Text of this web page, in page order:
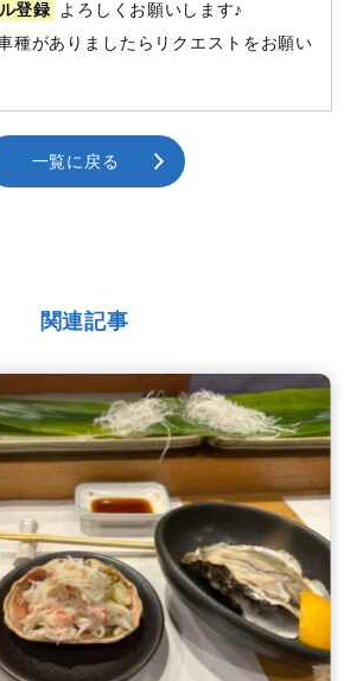
登録
よろしくお願いします♪
種がありましたらリクエストをお願い
一覧に戻る
関連記事